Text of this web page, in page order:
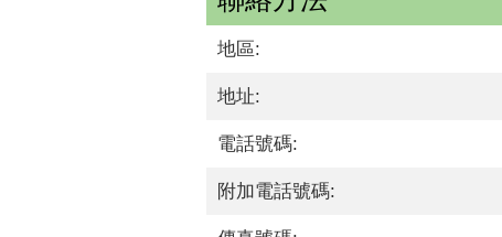
地區:
地址:
電話號碼:
附加電話號碼: